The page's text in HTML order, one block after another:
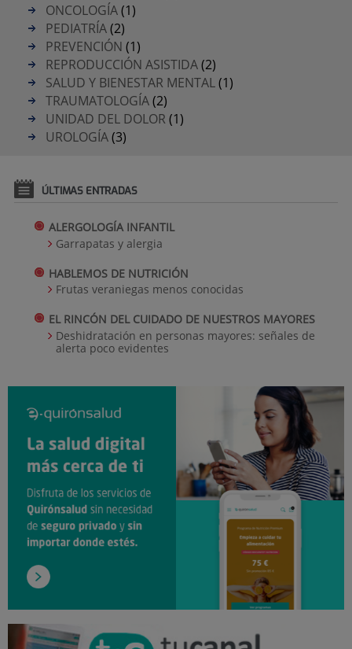
ONCOLOGÍA(1)
PEDIATRÍA(2)
PREVENCIÓN (1)
REPRODUCCIÓN ASISTIDA(2)
SALUD Y BIENESTAR MENTAL(1)
TRAUMATOLOGÍA(2)
UNIDAD DEL DOLOR(1)
UROLOGÍA(3)
ÚLTIMAS ENTRADAS
ALERGOLOGÍA INFANTIL
Garrapatas y alergia
HABLEMOS DE NUTRICIÓN
Frutas veraniegas menos conocidas
EL RINCÓN DEL CUIDADO DE NUESTROS MAYORES
Deshidratación en personas mayores: señales de
alerta poco evidentes